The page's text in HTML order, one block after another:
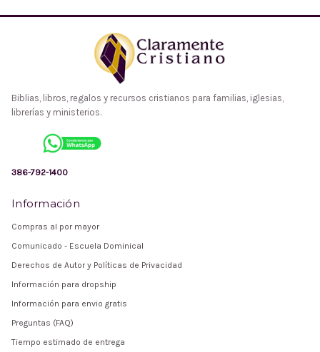
Biblias, libros, regalos y recursos cristianos para familias, iglesias,
librerías y ministerios.
386-792-1400
Información
Compras al por mayor
Comunicado - Escuela Dominical
Derechos de Autor y Políticas de Privacidad
Información para dropship
Información para envio gratis
Preguntas (FAQ)
Tiempo estimado de entrega